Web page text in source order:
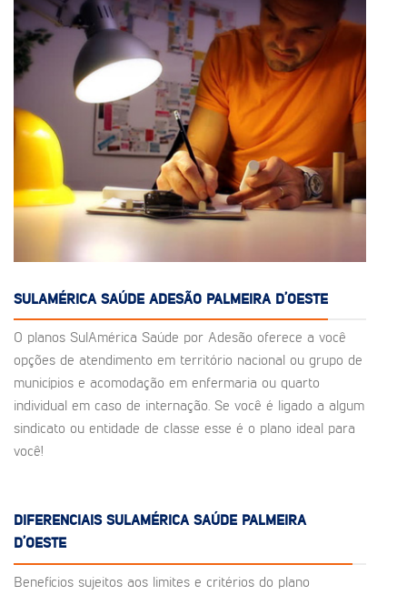
SULAMÉRICA SAÚDE ADESÃO PALMEIRA D’OESTE
O planos SulAmérica Saúde por Adesão oferece a você
opções de atendimento em território nacional ou grupo de
municípios e acomodação em enfermaria ou quarto
individual em caso de internação. Se você é ligado a algum
sindicato ou entidade de classe esse é o plano ideal para
você!
DIFERENCIAIS SULAMÉRICA SAÚDE PALMEIRA
D’OESTE
Benefícios sujeitos aos limites e critérios do plano